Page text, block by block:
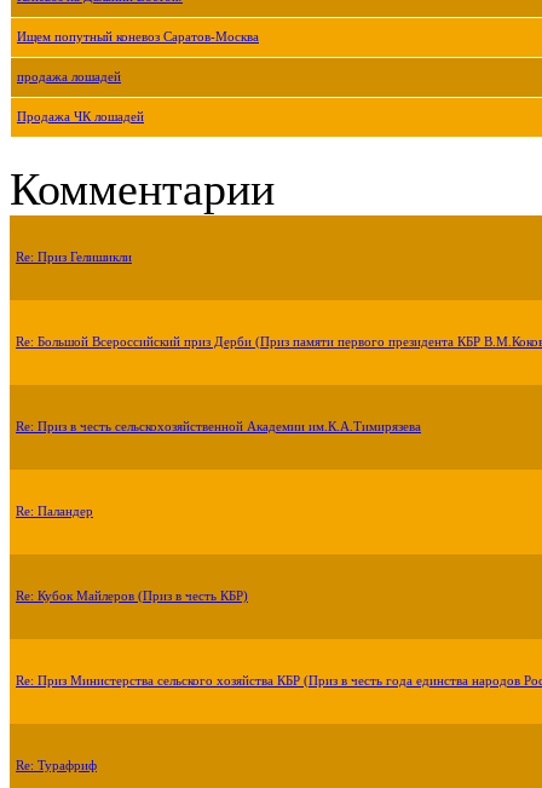
Ищем попутный коневоз Саратов-Москва
продажа лошадей
Продажа ЧК лошадей
Комментарии
Re: Приз Гелишикли
Re: Большой Всероссийский приз Дерби (Приз памяти первого президента КБР
Re: Приз в честь сельскохозяйственной Академии им.К.А.Тимирязева
Re: Паландер
Re: Кубок Майлеров (Приз в честь КБР)
Re: Приз Министерства сельского хозяйства КБР (Приз в честь года единства народов
Re: Турафриф